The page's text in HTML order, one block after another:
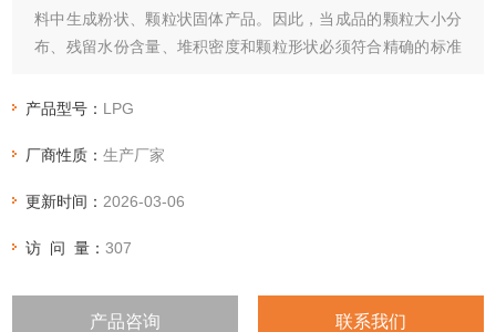
料中生成粉状、颗粒状固体产品。因此，当成品的颗粒大小分
布、残留水份含量、堆积密度和颗粒形状必须符合精确的标准
产品型号： LPG
厂商性质：生产厂家
更新时间： 2026-03-06
访 问 量：307
产品咨询 联系我们